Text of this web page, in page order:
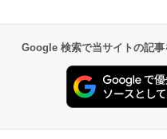
ンゲームコード】 ロ
￥1,300
版|Windows11、
￥39,582
ズ (はぴーイラスト
マニュアル AI副業
もKindle出版にも
非エンジニアのため
のAIコーディング入
￥99
続バッテリー、6イン
書籍リーダー、ブラ
ック、16GB、広告な
￥19,980
るさ自動調整、色調
持続バッテリー、広
告なし、メタリック
ブラック
￥32,980
Google 検索で当サイトの記事